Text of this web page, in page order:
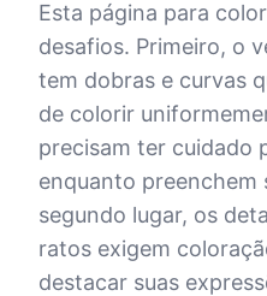
Esta página para
desafios. Primeiro, o
tem dobras e curvas
de colorir
precisam ter cuidado
enquanto preenchem
segundo lugar, os
ratos exigem
destacar suas